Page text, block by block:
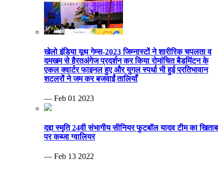
खेलो इंडिया यूथ गेम्स-2023 जिम्नास्टों ने शारीरिक चपलता व
दमखम से हैरतअंगेज प्रदर्शन कर किया रोमांचित बैडमिंटन के
एकल क्वार्टर फाइनल हुए और युगल स्पर्धा भी हुई प्रतिभावान
शटलरों ने जम कर बजवाईं तालियाँ
— Feb 01 2023
दद्दा स्मृति 24वी संभागीय सीनियर फुटबॉल यादव टीम का खिताब
पर कब्जा ग्वालियर
— Feb 13 2022